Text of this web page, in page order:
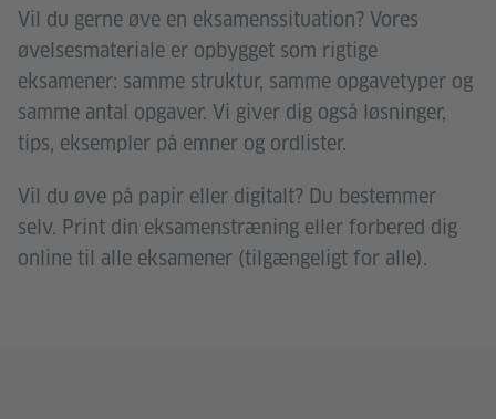
Vil du gerne øve en eksamenssituation? Vores
øvelsesmateriale er opbygget som rigtige
eksamener: samme struktur, samme opgavetyper og
samme antal opgaver. Vi giver dig også løsninger,
tips, eksempler på emner og ordlister.
Vil du øve på papir eller digitalt? Du bestemmer
selv. Print din eksamenstræning eller forbered dig
online til alle eksamener (tilgængeligt for alle).